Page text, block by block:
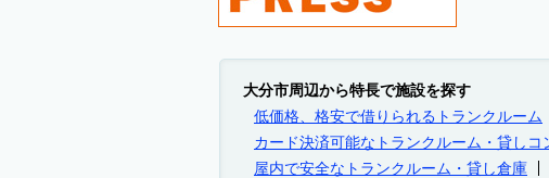
大分市周辺から特長で施設を探す
低価格、格安で借りられるトランクルーム
カード決済可能なトランクルーム・貸しコ
屋内で安全なトランクルーム・貸し倉庫